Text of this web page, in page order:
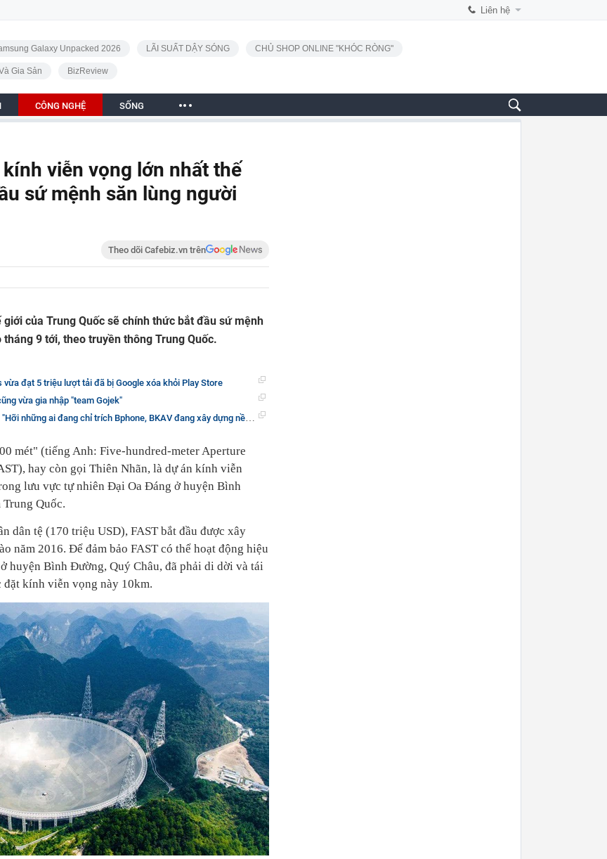
Liên hệ
Galaxy Unpacked 2026 LÃI SUẤT DẬY SÓNG CHỦ SHOP ONLINE "KHÓC RÒNG"
Gia Sản BizReview
CÔNG NGHỆ SỐNG
viễn vọng lớn nhất thế
sứ mệnh săn lùng người
Theo dõi Cafebiz.vn trên
của Trung Quốc sẽ chính thức bắt đầu sứ mệnh
9 tới, theo truyền thông Trung Quốc.
vừa đạt 5 triệu lượt tải đã bị Google xóa khỏi Play Store
vừa gia nhập "team Gojek"
đang chỉ trích Bphone, BKAV đang xây dựng nền công nghiệp smartphone Việt Nam đấy"
mét" (tiếng Anh: Five-hundred-meter Aperture
hay còn gọi Thiên Nhãn, là dự án kính viễn
lưu vực tự nhiên Đại Oa Đáng ở huyện Bình
Quốc.
dân tệ (170 triệu USD), FAST bắt đầu được xây
năm 2016. Để đảm bảo FAST có thể hoạt động hiệu
huyện Bình Đường, Quý Châu, đã phải di dời và tái
kính viễn vọng này 10km.